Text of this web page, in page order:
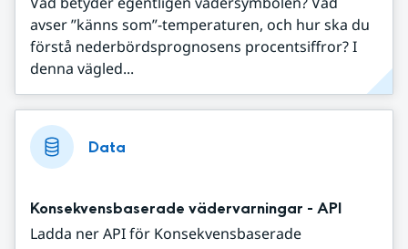
avser ”känns som”-temperaturen, och hur ska du
förstå nederbördsprognosens procentsiffror? I
denna vägled...
Data
Konsekvensbaserade vädervarningar - API
Ladda ner API för Konsekvensbaserade